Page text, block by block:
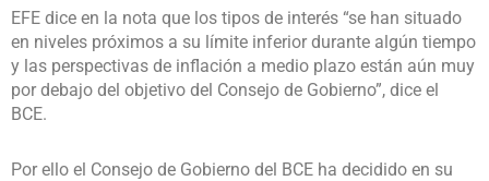
EFE dice en la nota que los tipos de interés “se han situado
en niveles próximos a su límite inferior durante algún tiempo
y las perspectivas de inflación a medio plazo están aún muy
por debajo del objetivo del Consejo de Gobierno”, dice el
BCE.
Por ello el Consejo de Gobierno del BCE ha decidido en su